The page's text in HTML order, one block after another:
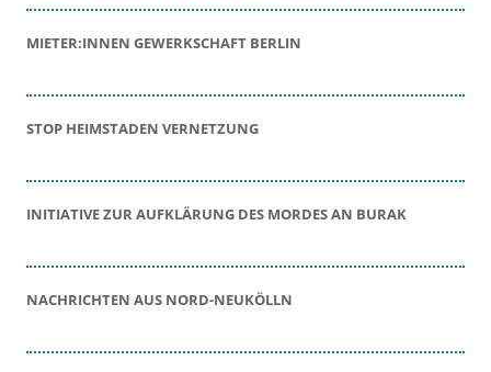
MIETER:INNEN GEWERKSCHAFT BERLIN
STOP HEIMSTADEN VERNETZUNG
INITIATIVE ZUR AUFKLÄRUNG DES MORDES AN BURAK
NACHRICHTEN AUS NORD-NEUKÖLLN